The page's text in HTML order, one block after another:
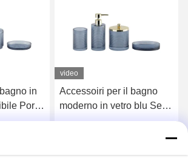
in
Porta
a
base
prezzo
video
Accessoiri per il bagno
moderno in vetro blu Set
4pcs Dispenser a pompa
Ottenga il migliore prezzo